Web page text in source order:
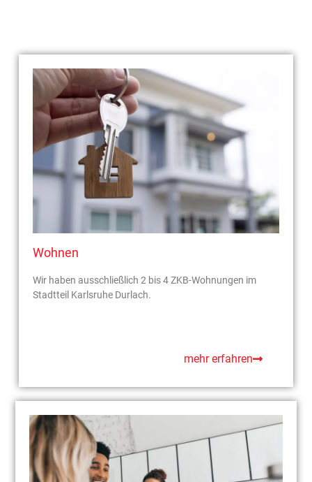
Wohnen
Wir haben ausschließlich 2 bis 4 ZKB-Wohnungen im
Stadtteil Karlsruhe Durlach.
mehr erfahren